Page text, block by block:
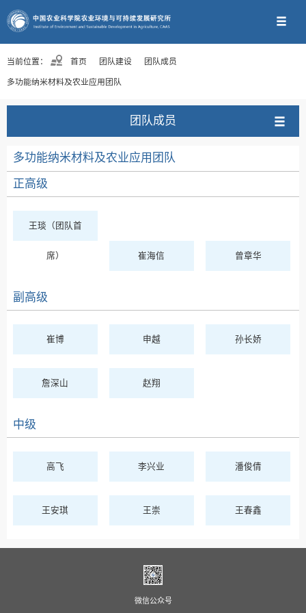
当前位置： 首页 团队建设 团队成员
多功能纳米材料及农业应用团队
团队成员
多功能纳米材料及农业应用团队
正高级
王琰（团队首
席） 崔海信 曾章华
副高级
崔博 申越 孙长娇
詹深山 赵翔
中级
高飞 李兴业 潘俊倩
王安琪 王崇 王春鑫
微信公众号